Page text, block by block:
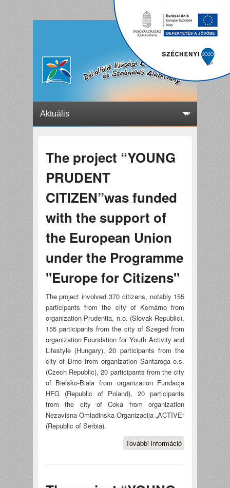
The project “YOUNG
PRUDENT
CITIZEN”was funded
with the support of
the European Union
under the Programme
"Europe for Citizens"
The project involved 370 citizens, notably 155
participants from the city of Komárno from
organization Prudentia, n.o. (Slovak Republic),
155 participants from the city of Szeged from
organization Foundation for Youth Activity and
Lifestyle (Hungary), 20 participants from the
city of Brno from organization Santaroga o.s.
(Czech Republic), 20 participants from the city
of Bielsko-Biala from organization Fundacja
HFG (Republic of Poland), 20 participants
from the city of Coka from organization
Nezavisna Omladinska Organizacija „ACTIVE“
(Republic of Serbia).
További információ
PRUDENT